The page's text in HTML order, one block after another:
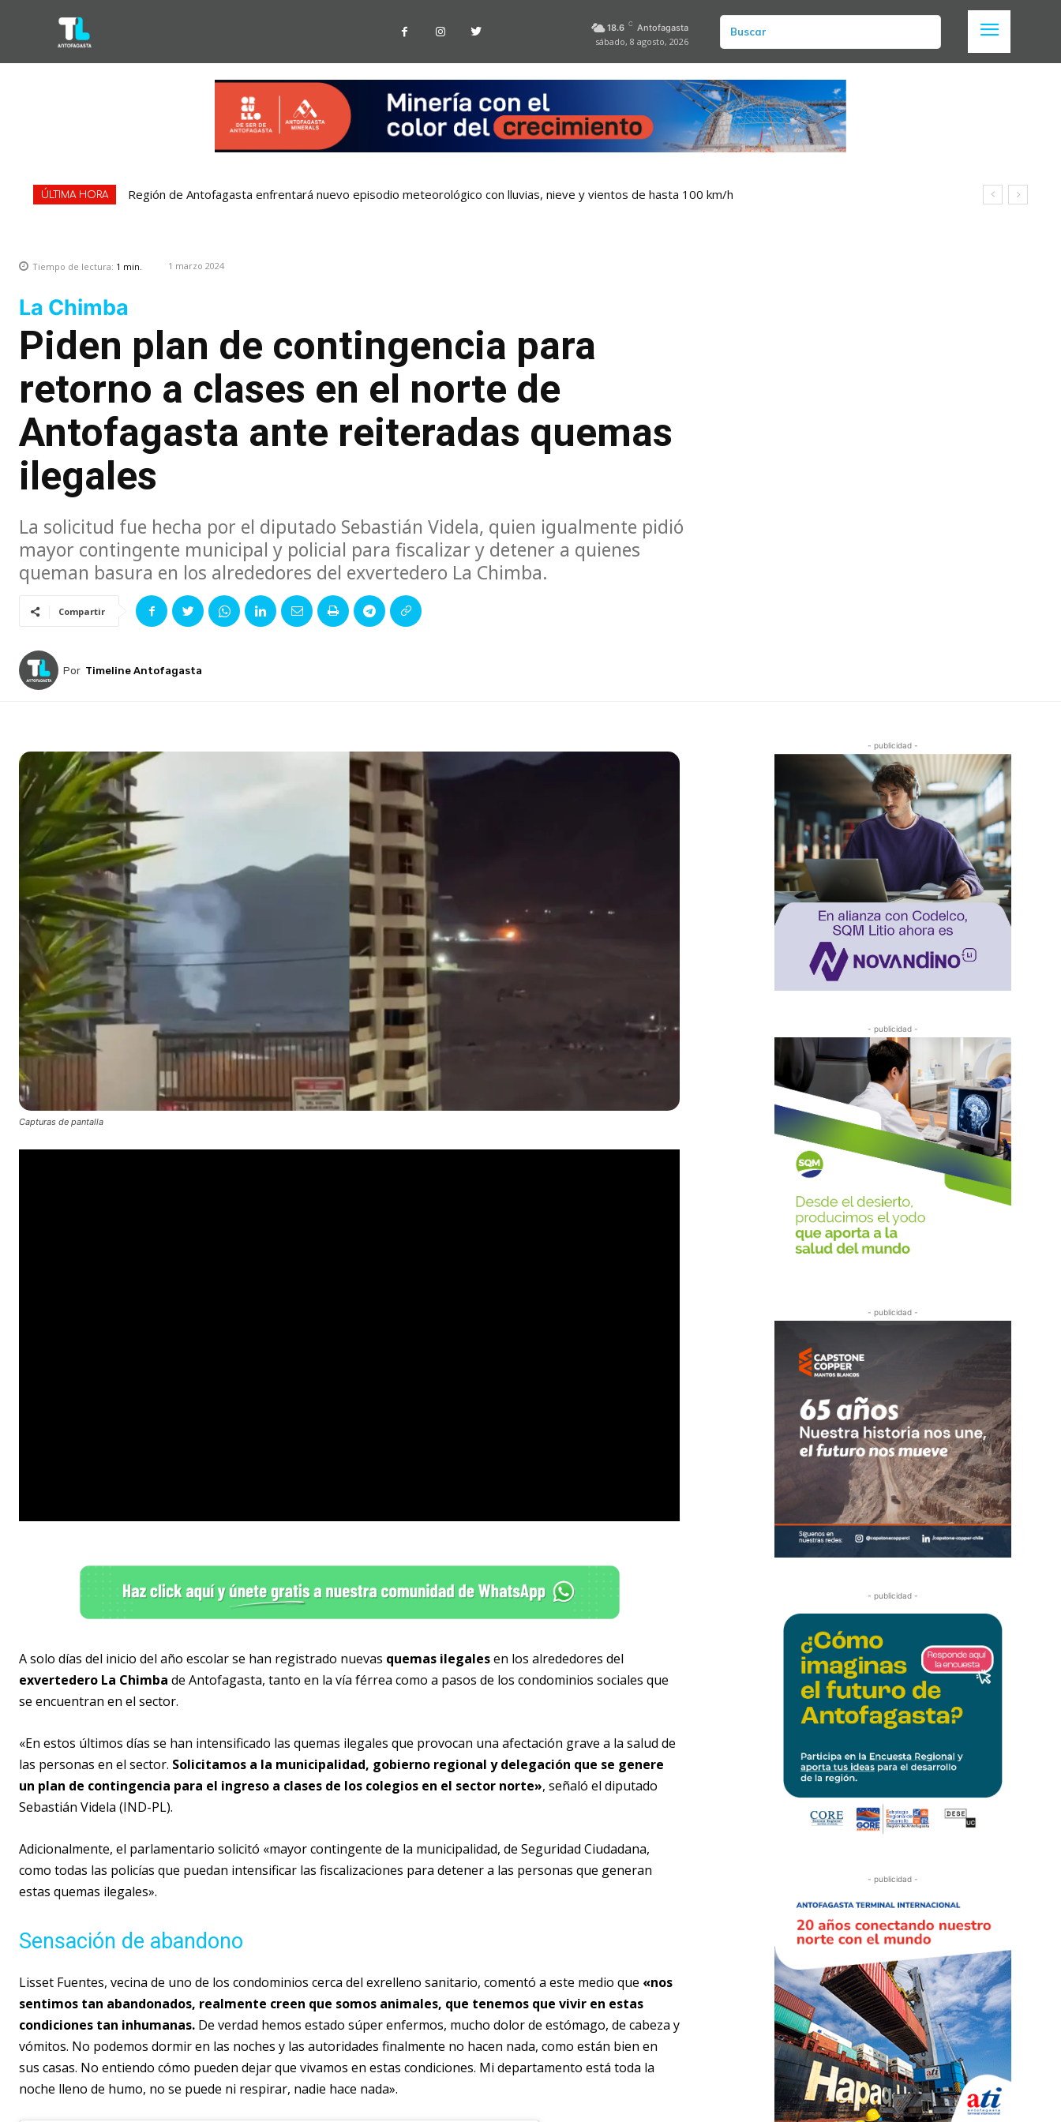
18.6 C Antofagasta
sábado, 8 agosto, 2026
Buscar
ÚLTIMA HORA Región de Antofagasta enfrentará nuevo episodio meteorológico con lluvias, nieve y vientos de hasta 100 km/h
Tiempo de lectura: 1 min. 1 marzo 2024
La Chimba
Piden plan de contingencia para
retorno a clases en el norte de
Antofagasta ante reiteradas quemas
ilegales
La solicitud fue hecha por el diputado Sebastián Videla, quien igualmente pidió
mayor contingente municipal y policial para fiscalizar y detener a quienes
queman basura en los alrededores del exvertedero La Chimba.
Compartir
Por Timeline Antofagasta
Capturas de pantalla
A solo días del inicio del año escolar se han registrado nuevas quemas ilegalesen los alrededores del
exvertedero La Chimba de Antofagasta, tanto en la vía férrea como a pasos de los condominios sociales que
se encuentran en el sector.
«En estos últimos días se han intensificado las quemas ilegales que provocan una afectación grave a la salud de
las personas en el sector. Solicitamos a la municipalidad, gobierno regional y delegación que se genere
un plan de contingencia para el ingreso a clases de los colegios en el sector norte», señaló el diputado
Sebastián Videla (IND-PL).
Adicionalmente, el parlamentario solicitó «mayor contingente de la municipalidad, de Seguridad Ciudadana,
como todas las policías que puedan intensificar las fiscalizaciones para detener a las personas que generan
estas quemas ilegales».
Sensación de abandono
Lisset Fuentes, vecina de uno de los condominios cerca del exrelleno sanitario, comentó a este medio que «nos
sentimos tan abandonados, realmente creen que somos animales, que tenemos que vivir en estas
condiciones tan inhumanas. De verdad hemos estado súper enfermos, mucho dolor de estómago, de cabeza y
vómitos. No podemos dormir en las noches y las autoridades finalmente no hacen nada, como están bien en
sus casas. No entiendo cómo pueden dejar que vivamos en estas condiciones. Mi departamento está toda la
noche lleno de humo, no se puede ni respirar, nadie hace nada».
- publicidad -
- publicidad -
- publicidad -
- publicidad -
- publicidad -